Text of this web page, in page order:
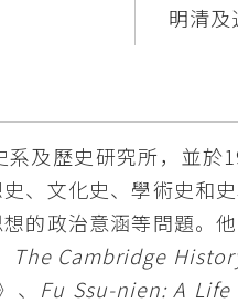
明清及
及歷史研究所，並於
、文化史、學術史和
的政治意涵等問題。
The Cambridge
Fu Ssu-nien: A